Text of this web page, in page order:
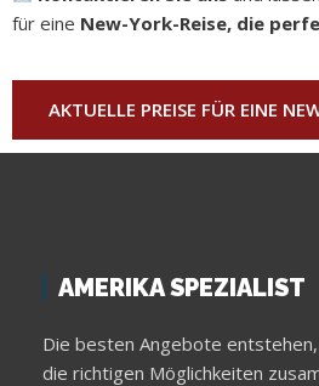
für eine New-York-Reise, die
AKTUELLE PREISE FÜR EINE
AMERIKA SPEZIALIST
Die besten Angebote
die richtigen Möglichkeiten